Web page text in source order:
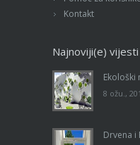
Kontakt
Najnoviji(e) vijesti
8 ožu.,
Drvena i